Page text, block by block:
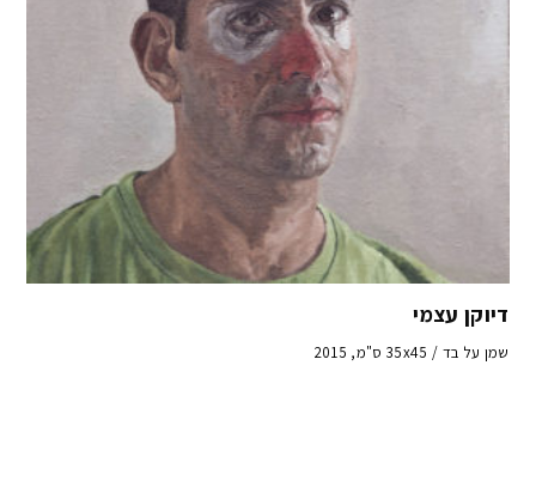
דיוקן עצמי
שמן על בד / 35x45 ס"מ, 2015